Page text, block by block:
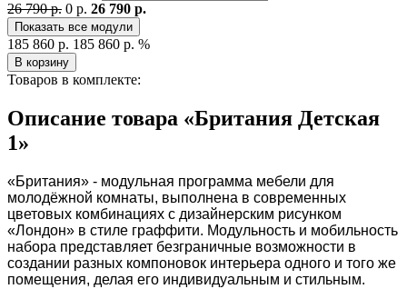
26 790 р. 0 р. 26 790 р.
Показать все модули
185 860 р. 185 860 р. %
В корзину
Товаров в комплекте:
Описание товара «Британия Детская
1»
«Британия» - модульная программа мебели для
молодёжной комнаты, выполнена в современных
цветовых комбинациях с дизайнерским рисунком
«Лондон» в стиле граффити. Модульность и мобильность
набора представляет безграничные возможности в
создании разных компоновок интерьера одного и того же
помещения, делая его индивидуальным и стильным.